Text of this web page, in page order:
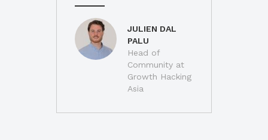
JULIEN DAL
PALU
Head of
Community at
Growth Hacking
Asia